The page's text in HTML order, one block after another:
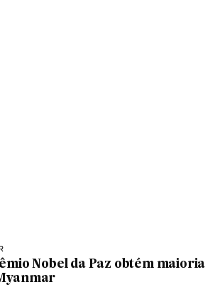
Nobel da Paz obtém maioria